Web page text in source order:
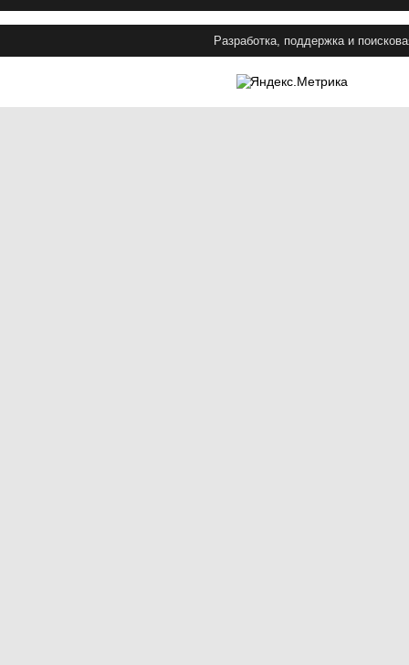
Разработка, поддержка и